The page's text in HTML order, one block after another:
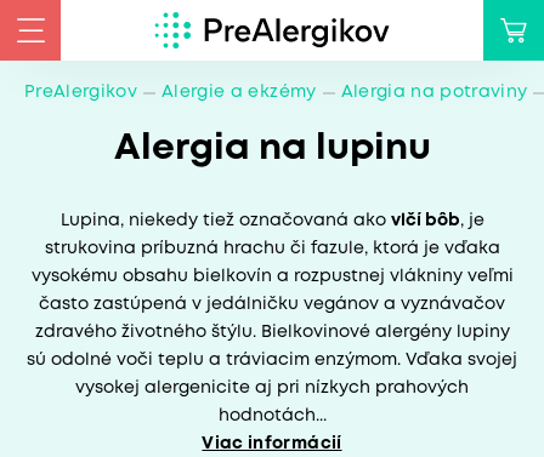
PreAlergikov Alergie a ekzémy Alergia na potraviny
Alergia na lupinu
Lupina, niekedy tiež označovaná ako vlčí bôb, je
strukovina príbuzná hrachu či fazule, ktorá je vďaka
vysokému obsahu bielkovín a rozpustnej vlákniny veľmi
často zastúpená v jedálničku vegánov a vyznávačov
zdravého životného štýlu. Bielkovinové alergény lupiny
sú odolné voči teplu a tráviacim enzýmom. Vďaka svojej
vysokej alergenicite aj pri nízkych prahových
hodnotách...
Viac informácií